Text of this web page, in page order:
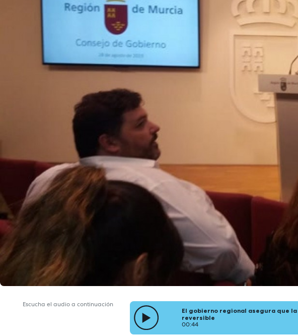
Escucha el audio a continuación
El gobierno regional asegura que
reversible
00:44